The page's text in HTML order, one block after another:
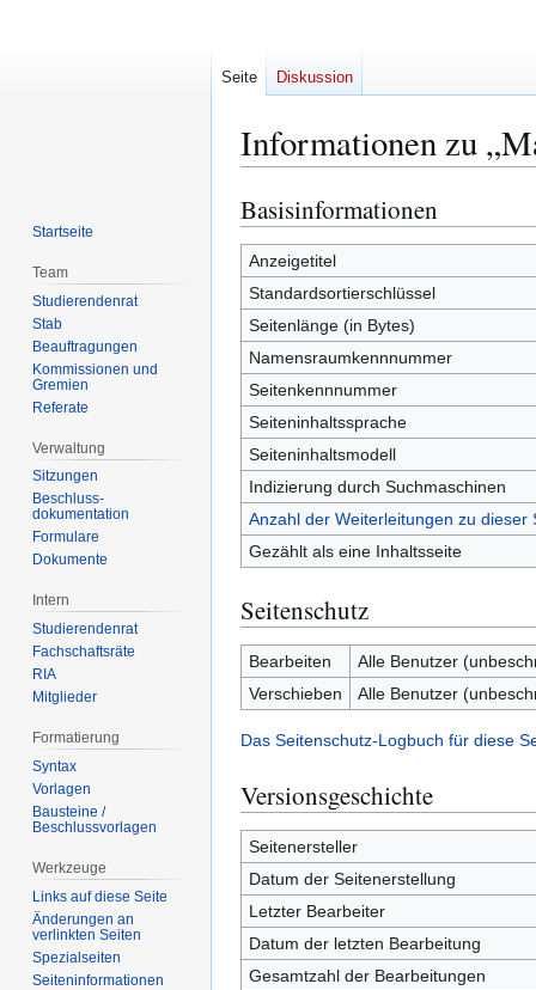
Informationen zu
Zur
Navigation
springen
Zur
Suche
springen
Basisinformationen
Anzeigetitel
Standardsortierschlüssel
Seitenlänge (in Bytes)
Namensraumkennnummer
Seitenkennnummer
Seiteninhaltssprache
Seiteninhaltsmodell
Indizierung durch Suchmaschinen
Anzahl der Weiterleitungen zu dieser
Gezählt als eine Inhaltsseite
Seitenschutz
Bearbeiten
Alle Benutzer
Verschieben
Alle Benutzer
Das Seitenschutz-Logbuch für diese
Versionsgeschichte
Seitenersteller
Datum der Seitenerstellung
Letzter Bearbeiter
Datum der letzten Bearbeitung
Gesamtzahl der Bearbeitungen
Seite Diskussion
Startseite
Team
Studierendenrat
Stab
Beauftragungen
Kommissionen und
Gremien
Referate
Verwaltung
Sitzungen
Beschluss-
dokumentation
Formulare
Dokumente
Intern
Studierendenrat
Fachschaftsräte
RIA
Mitglieder
Formatierung
Syntax
Vorlagen
Bausteine /
Beschlussvorlagen
Werkzeuge
Links auf diese Seite
Änderungen an
verlinkten Seiten
Spezialseiten
Seiten­­informationen